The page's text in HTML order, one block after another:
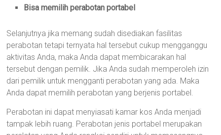
Bisa memilih perabotan portabel
Selanjutnya jika memang sudah disediakan fasilitas
perabotan tetapi ternyata hal tersebut cukup mengganggu
aktivitas Anda, maka Anda dapat membicarakan hal
tersebut dengan pemilik. Jika Anda sudah memperoleh izin
dari pemilik untuk mengganti perabotan yang ada. Maka
Anda dapat memilih perabotan yang berjenis portabel.
Perabotan ini dapat menyiasati kamar kos Anda menjadi
tampak lebih ruang. Perabotan jenis portabel merupakan